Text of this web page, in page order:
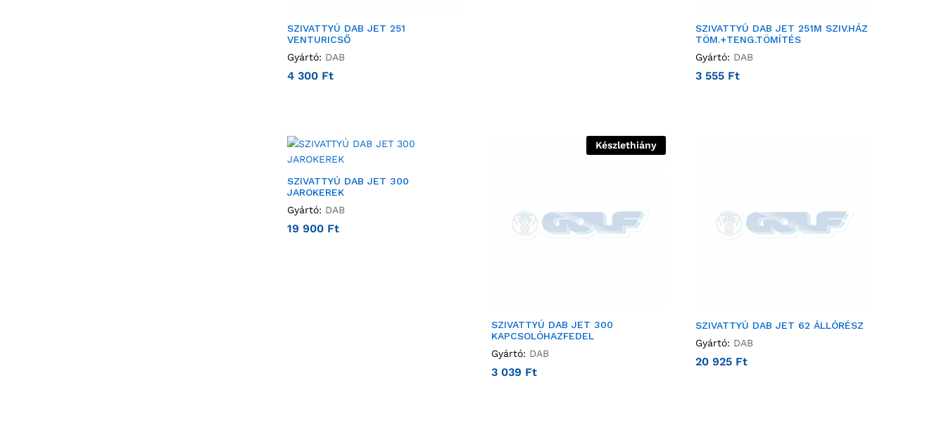
SZIVATTYÚ DAB JET 251
VENTURICSŐ
Gyártó: DAB
4 300 Ft
SZIVATTYÚ DAB JET 251M SZIV.HÁZ
TÖM.+TENG.TÖMÍTÉS
Gyártó: DAB
3 555 Ft
SZIVATTYÚ DAB JET 300
JAROKEREK
Gyártó: DAB
19 900 Ft
Készlethiány
SZIVATTYÚ DAB JET 300
KAPCSOLÓHAZFEDEL
Gyártó: DAB
3 039 Ft
SZIVATTYÚ DAB JET 62 ÁLLÓRÉSZ
Gyártó: DAB
20 925 Ft